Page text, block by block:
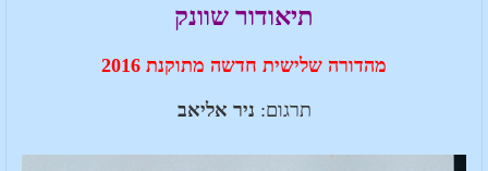
תיאודור שוונק
מהדורה שלישית חדשה מתוקנת 2016
תרגום: ניר אליאב